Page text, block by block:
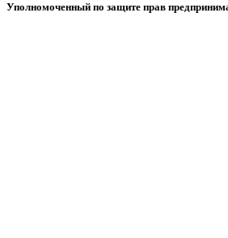
Уполномоченный по защите прав